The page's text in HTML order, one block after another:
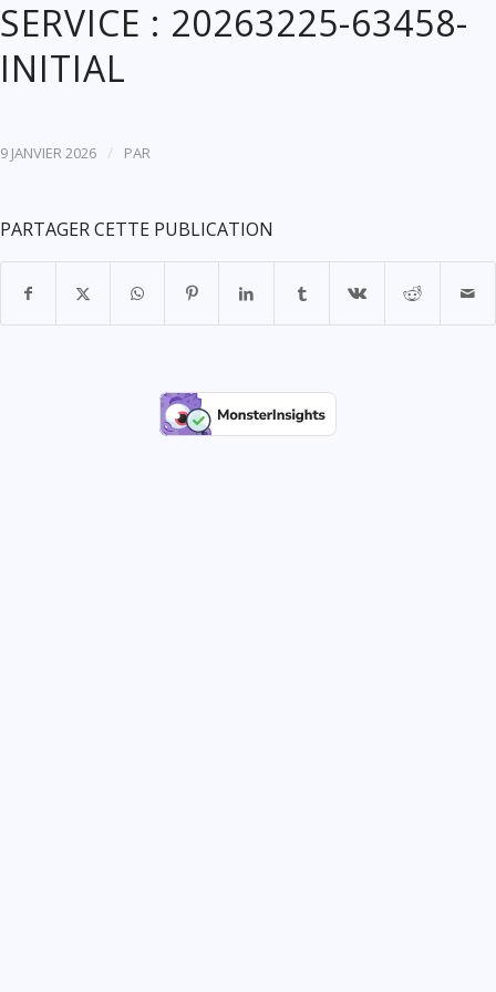
SERVICE : 20263225-63458-
INITIAL
9 JANVIER 2026 / PAR
PARTAGER CETTE PUBLICATION